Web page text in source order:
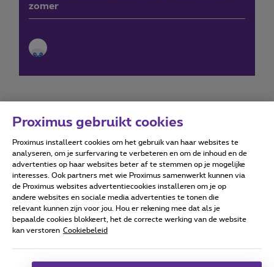
zomer
Forumvoorwaarden Accessibility statement
Alle rechten voorbehouden. © Proximus
Algemene voorwaarden, consumenteninfo
Proximus gebruikt cookies
Proximus installeert cookies om het gebruik van haar websites te
analyseren, om je surfervaring te verbeteren en om de inhoud en de
advertenties op haar websites beter af te stemmen op je mogelijke
interesses. Ook partners met wie Proximus samenwerkt kunnen via
de Proximus websites advertentiecookies installeren om je op
andere websites en sociale media advertenties te tonen die
relevant kunnen zijn voor jou. Hou er rekening mee dat als je
bepaalde cookies blokkeert, het de correcte werking van de website
kan verstoren Cookiebeleid